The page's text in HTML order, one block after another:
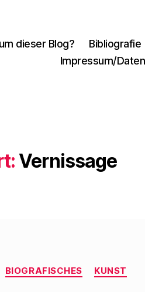
dieser Blog? Bibliografie
Impressum/
Vernissage
Kategorien
BIOGRAFISCHES KUNST